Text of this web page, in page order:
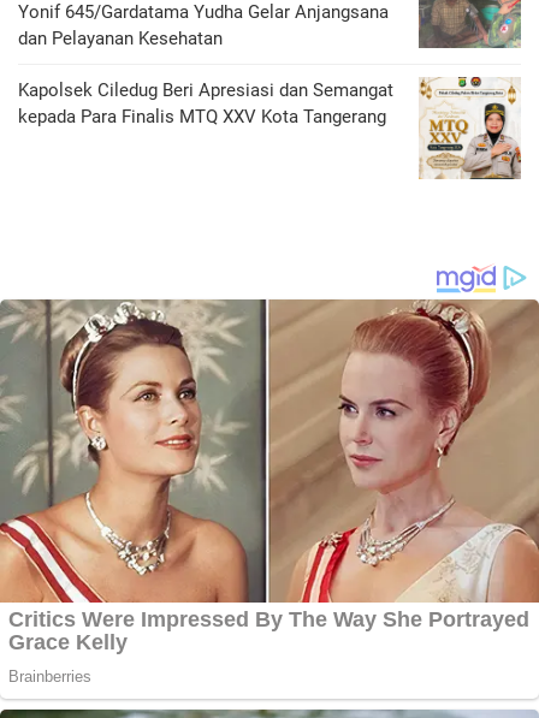
Yonif 645/Gardatama Yudha Gelar Anjangsana
dan Pelayanan Kesehatan
‎Kapolsek Ciledug Beri Apresiasi dan Semangat
kepada Para Finalis MTQ XXV Kota Tangerang